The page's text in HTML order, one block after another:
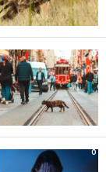
0
0